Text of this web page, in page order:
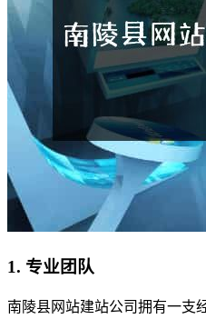
1. 专业团队
南陵县网站建站公司拥有一支